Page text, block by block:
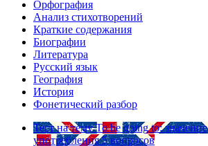
Орфография
Анализ стихотворений
Краткие содержания
Биографии
Литература
Русский язык
География
История
Фонетический разбор
Тест на тему To be going to:
употребления 5 вопросов